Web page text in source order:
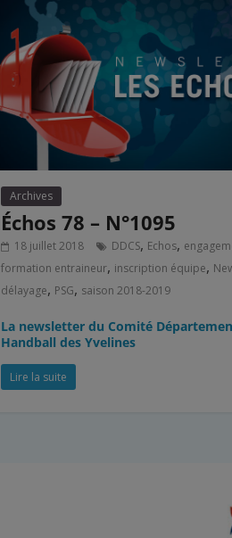
Archives
Échos 78 – N°1095
18 juillet 2018 DDCS, Echos,
formation entraineur, inscription équipe,
délayage, PSG, saison 2018-2019
La newsletter du Comité
Handball des Yvelines
Lire la suite